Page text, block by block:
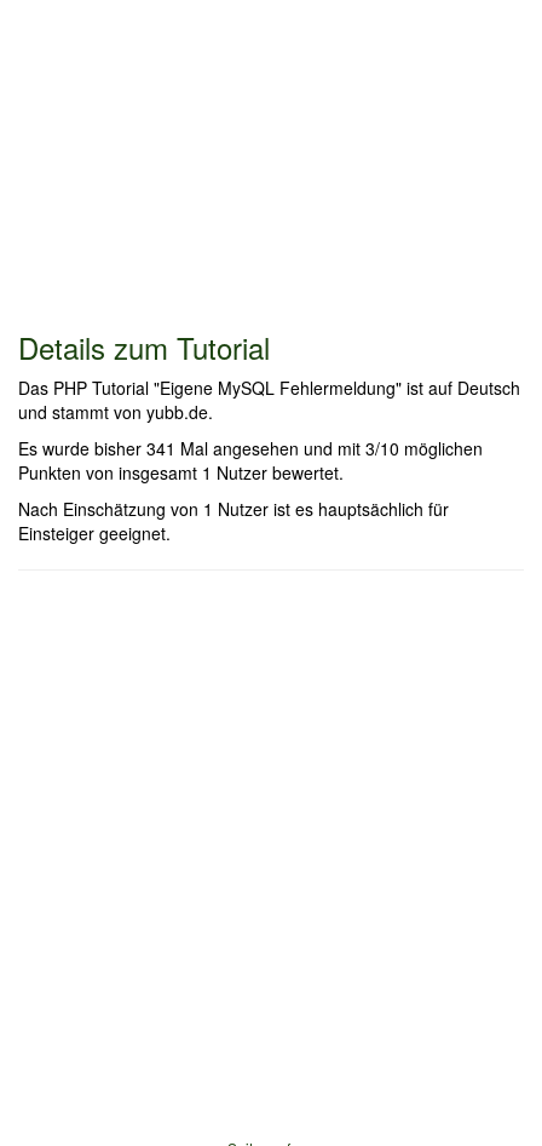
Details zum Tutorial
Das PHP Tutorial "Eigene MySQL Fehlermeldung" ist auf Deutsch
und stammt von yubb.de.
Es wurde bisher 341 Mal angesehen und mit 3/10 möglichen
Punkten von insgesamt 1 Nutzer bewertet.
Nach Einschätzung von 1 Nutzer ist es hauptsächlich für
Einsteiger geeignet.